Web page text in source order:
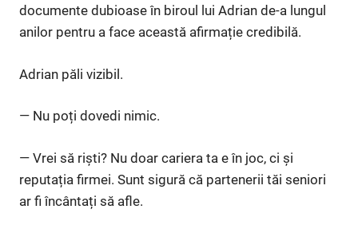
documente dubioase în biroul lui Adrian de-a lungul
anilor pentru a face această afirmație credibilă.
Adrian păli vizibil.
— Nu poți dovedi nimic.
— Vrei să riști? Nu doar cariera ta e în joc, ci și
reputația firmei. Sunt sigură că partenerii tăi seniori
ar fi încântați să afle.